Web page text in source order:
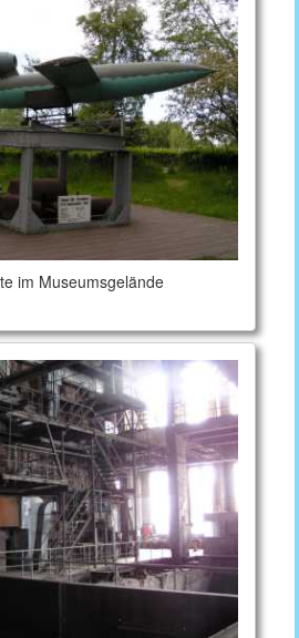
im Museumsgelände